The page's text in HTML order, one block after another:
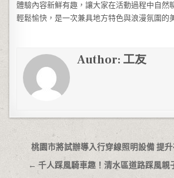
體驗內容新鮮有趣，讓大家在活動過程中自然
輕鬆愉快，是一次兼具地方特色與浪漫氛圍的
Author: 工友
文章導覽
桃園市將試辦導入行穿線照明設備 提
← 千人踩風騎車趣！清水區道路踩風親